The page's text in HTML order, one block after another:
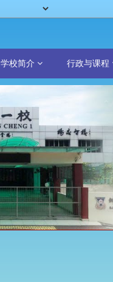
学校简介 行政与课程